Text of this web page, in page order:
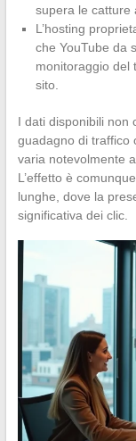
supera le catture
L’hosting
che YouTube da
monitoraggio del
sito.
I dati disponibili non
guadagno di traffico
varia notevolmente
L’effetto è
lunghe, dove la
significativa dei clic.